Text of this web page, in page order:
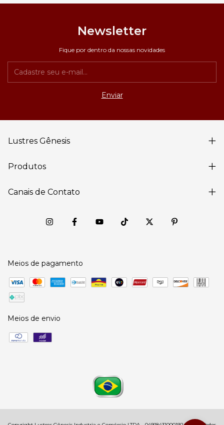
Newsletter
Fique por dentro da nossas novidades
Lustres Gênesis
Produtos
Canais de Contato
Meios de pagamento
Meios de envio